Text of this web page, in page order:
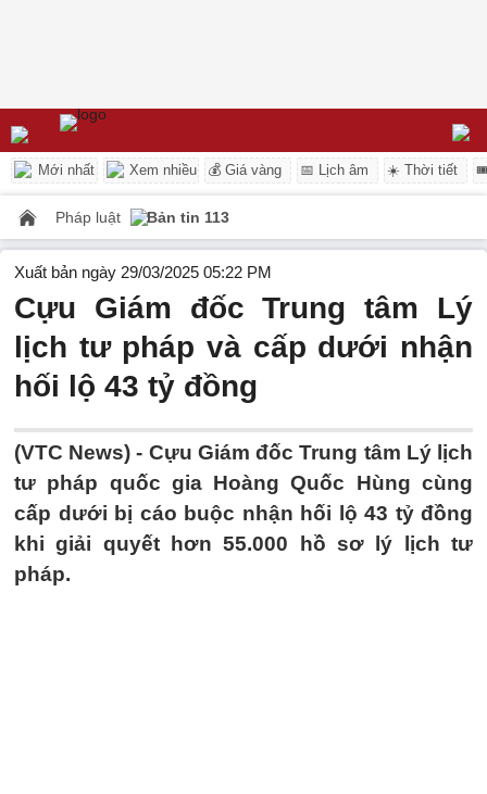
Mới nhất Xem nhiều 💰 Giá vàng 📅 Lịch âm ☀️ Thời tiết
Pháp luật Bản tin 113
Xuất bản ngày 29/03/2025 05:22 PM
Cựu Giám đốc Trung tâm Lý
lịch tư pháp và cấp dưới nhận
hối lộ 43 tỷ đồng
(VTC News) - Cựu Giám đốc Trung tâm Lý lịch
tư pháp quốc gia Hoàng Quốc Hùng cùng
cấp dưới bị cáo buộc nhận hối lộ 43 tỷ đồng
khi giải quyết hơn 55.000 hồ sơ lý lịch tư
pháp.